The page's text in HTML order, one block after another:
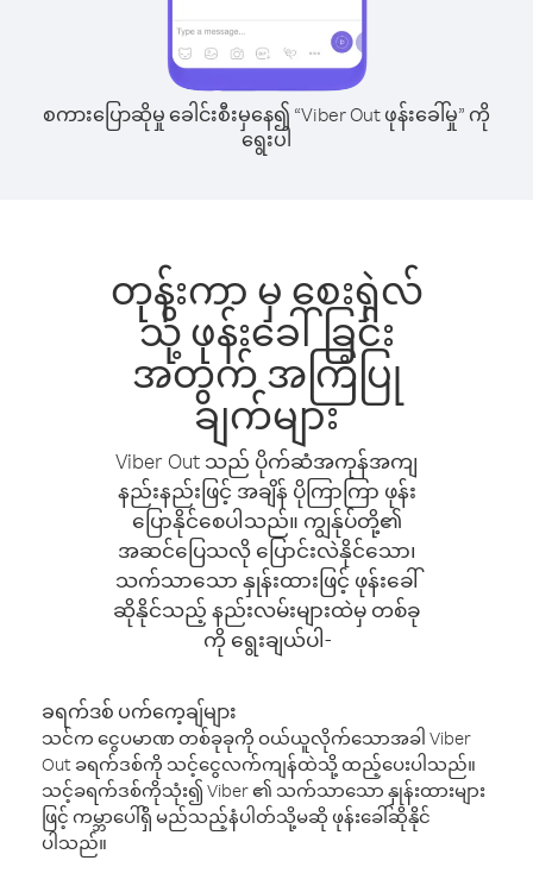
စကားပြောဆိုမှု ခေါင်းစီးမှနေ၍ “Viber Out ဖုန်းခေါ်မှု” ကို
ရွေးပါ
တုန်းကာ မှ စေးရှဲလ်
သို့ ဖုန်းခေါ်ခြင်း
အတွက် အကြံပြု
ချက်များ
Viber Out သည် ပိုက်ဆံအကုန်အကျ
နည်းနည်းဖြင့် အချိန် ပိုကြာကြာ ဖုန်း
ပြောနိုင်စေပါသည်။ ကျွန်ုပ်တို့၏
အဆင်ပြေသလို ပြောင်းလဲနိုင်သော၊
သက်သာသော နှုန်းထားဖြင့် ဖုန်းခေါ်
ဆိုနိုင်သည့် နည်းလမ်းများထဲမှ တစ်ခု
ကို ရွေးချယ်ပါ-
ခရက်ဒစ် ပက်ကေ့ချ်များ
သင်က ငွေပမာဏ တစ်ခုခုကို ဝယ်ယူလိုက်သောအခါ Viber
Out ခရက်ဒစ်ကို သင့်ငွေလက်ကျန်ထဲသို့ ထည့်ပေးပါသည်။
သင့်ခရက်ဒစ်ကိုသုံး၍ Viber ၏ သက်သာသော နှုန်းထားများ
ဖြင့် ကမ္ဘာပေါ်ရှိ မည်သည့်နံပါတ်သို့မဆို ဖုန်းခေါ်ဆိုနိုင်
ပါသည်။